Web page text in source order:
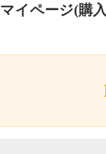
マイページ(購